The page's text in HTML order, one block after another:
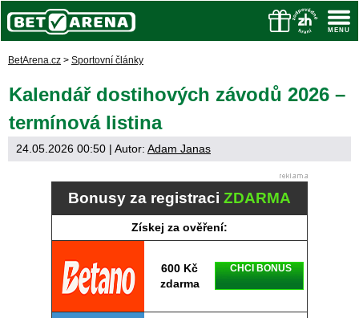
BetArena.cz > Sportovní články
Kalendář dostihových závodů 2026 –
termínová listina
24.05.2026 00:50 | Autor: Adam Janas
Bonusy za registraci ZDARMA
Získej za ověření:
600 Kč
zdarma
CHCI BONUS